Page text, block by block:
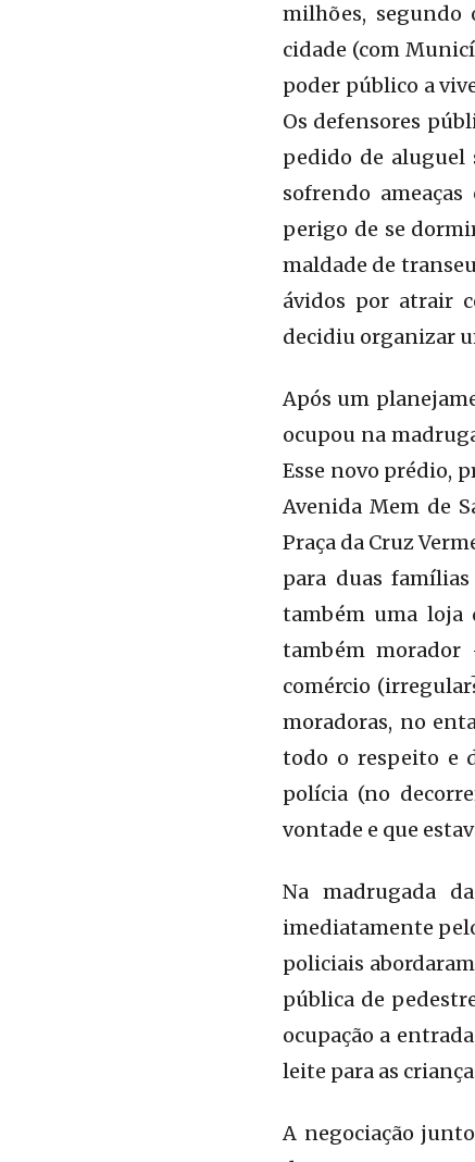
milhões,
cidade (com
poder público a
Os defensores
pedido de aluguel
sofrendo
perigo de se
maldade de
ávidos por atrair
decidiu organizar
Após um
ocupou na
Esse novo prédio,
Avenida Mem de
Praça da Cruz
para duas
também uma loja
também morador
comércio
moradoras, no
todo o respeito e
polícia (no
vontade e que
Na madrugada
imediatamente
policiais
pública de
ocupação a
leite para as
A negociação